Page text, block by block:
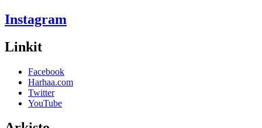
Instagram
Linkit
Facebook
Harhaa.com
Twitter
YouTube